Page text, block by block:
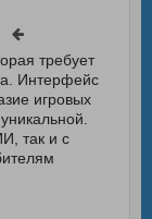
требует
Интерфейс
игровых
так и с